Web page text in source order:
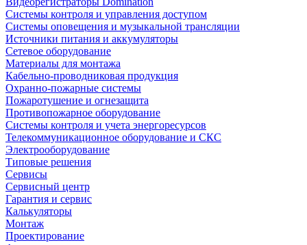
Системы контроля и управления доступом
Системы оповещения и музыкальной трансляции
Источники питания и аккумуляторы
Сетевое оборудование
Материалы для монтажа
Кабельно-проводниковая продукция
Охранно-пожарные системы
Пожаротушение и огнезащита
Противопожарное оборудование
Системы контроля и учета энергоресурсов
Телекоммуникационное оборудование и СКС
Электрооборудование
Типовые решения
Сервисы
Сервисный центр
Гарантия и сервис
Калькуляторы
Монтаж
Проектирование